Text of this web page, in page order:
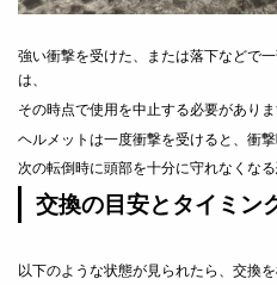
強い衝撃を受けた、または落下などで
は、
その時点で使用を中止する必要がありま
ヘルメットは一度衝撃を受けると、衝撃
次の転倒時に頭部を十分に守れなくなる
交換の目安とタイミン
以下のような状態が見られたら、交換を